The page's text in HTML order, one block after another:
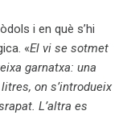
i en què s’hi
«El vi se sotmet
garnatxa: una
on s’introdueix
L’altra es